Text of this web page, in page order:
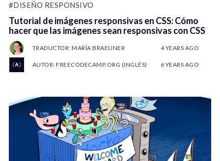
#DISEÑO RESPONSIVO
Tutorial de imágenes responsivas en CSS: Cómo
hacer que las imágenes sean responsivas con CSS
TRADUCTOR: MARÍA BRAEUNER 4 YEARS AGO
AUTOR: FREECODECAMP.ORG (INGLÉS) 6 YEARS AGO